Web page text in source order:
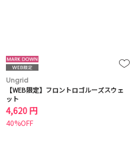
Ungrid
【WEB限定】フロントロゴルーズスウェ
ット
4,620 円
40%OFF